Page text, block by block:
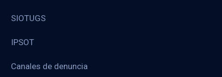
SIOTUGS
IPSOT
Canales de denuncia